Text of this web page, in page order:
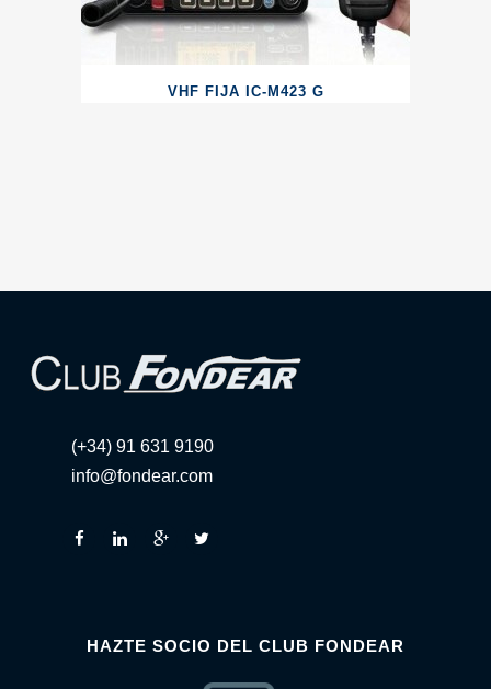
VHF FIJA IC-M423 G
(+34) 91 631 9190
info@fondear.com
HAZTE SOCIO DEL CLUB FONDEAR